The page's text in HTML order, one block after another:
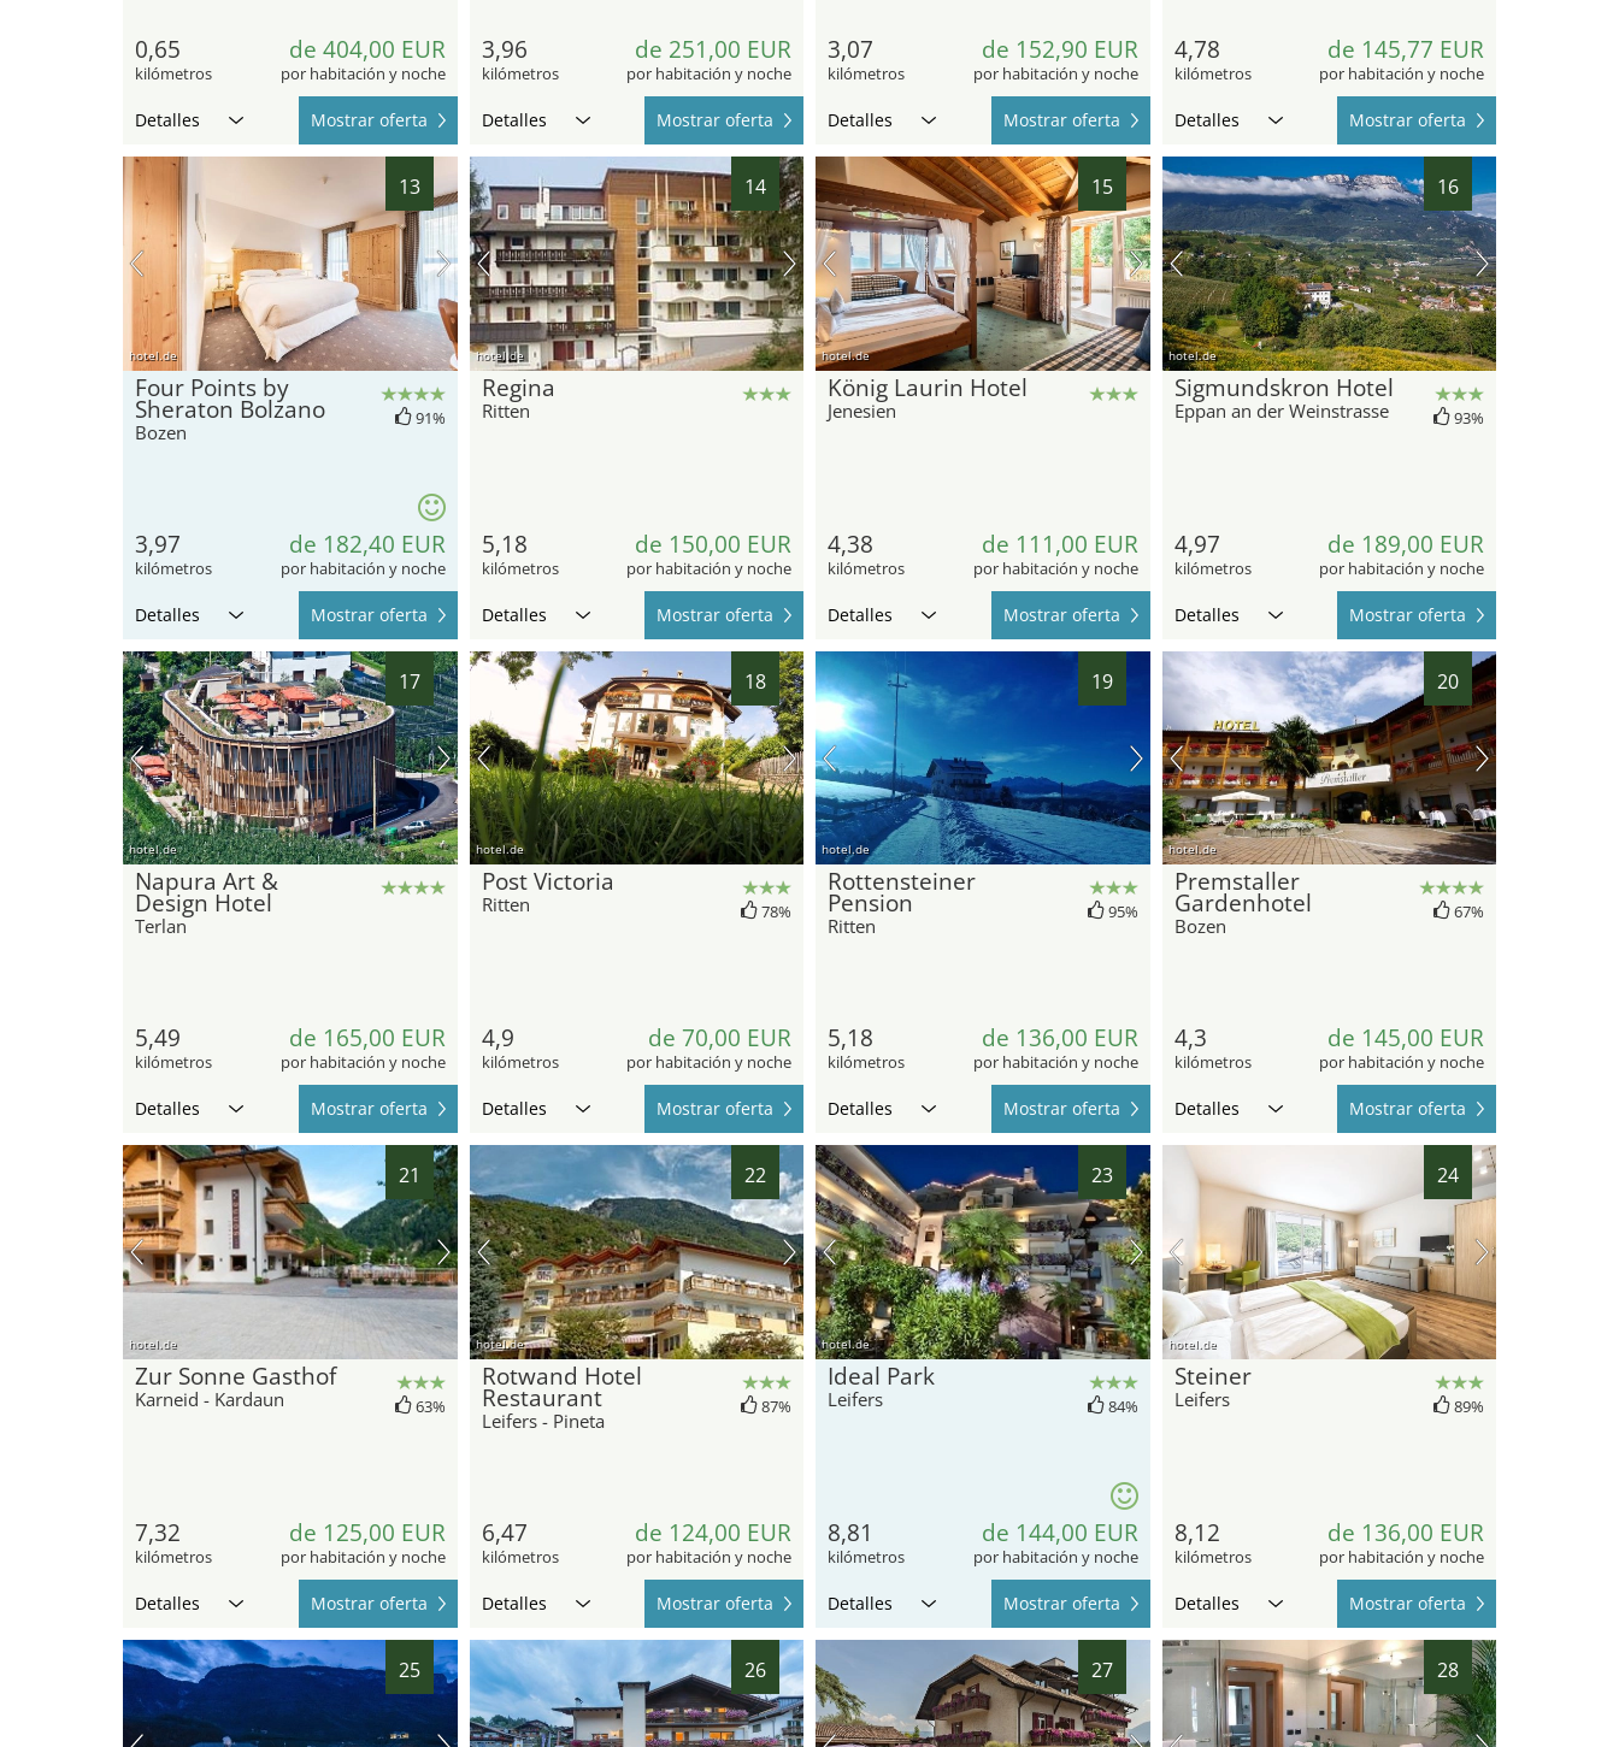
0,65
kilómetros
de 404,00 EUR
por habitación y noche
Detalles Mostrar oferta
3,96
kilómetros
de 251,00 EUR
por habitación y noche
Detalles Mostrar oferta
3,07
kilómetros
de 152,90 EUR
por habitación y noche
Detalles Mostrar oferta
4,78
kilómetros
de 145,77 EUR
por habitación y noche
Detalles Mostrar oferta
13
hotel.de
Four Points by
Sheraton Bolzano
Bozen
91%
3,97
kilómetros
de 182,40 EUR
por habitación y noche
Detalles Mostrar oferta
14
hotel.de
Regina
Ritten
5,18
kilómetros
de 150,00 EUR
por habitación y noche
Detalles Mostrar oferta
15
hotel.de
König Laurin Hotel
Jenesien
4,38
kilómetros
de 111,00 EUR
por habitación y noche
Detalles Mostrar oferta
16
hotel.de
Sigmundskron Hotel
Eppan an der Weinstrasse 93%
4,97
kilómetros
de 189,00 EUR
por habitación y noche
Detalles Mostrar oferta
17
hotel.de
Napura Art &
Design Hotel
Terlan
5,49
kilómetros
de 165,00 EUR
por habitación y noche
Detalles Mostrar oferta
18
hotel.de
Post Victoria
Ritten 78%
4,9
kilómetros
de 70,00 EUR
por habitación y noche
Detalles Mostrar oferta
19
hotel.de
Rottensteiner
Pension
Ritten
95%
5,18
kilómetros
de 136,00 EUR
por habitación y noche
Detalles Mostrar oferta
20
hotel.de
Premstaller
Gardenhotel
Bozen
67%
4,3
kilómetros
de 145,00 EUR
por habitación y noche
Detalles Mostrar oferta
21
hotel.de
Zur Sonne Gasthof
Karneid - Kardaun 63%
7,32
kilómetros
de 125,00 EUR
por habitación y noche
Detalles Mostrar oferta
22
hotel.de
Rotwand Hotel
Restaurant
Leifers - Pineta
87%
6,47
kilómetros
de 124,00 EUR
por habitación y noche
Detalles Mostrar oferta
23
hotel.de
Ideal Park
Leifers 84%
8,81
kilómetros
de 144,00 EUR
por habitación y noche
Detalles Mostrar oferta
24
hotel.de
Steiner
Leifers 89%
8,12
kilómetros
de 136,00 EUR
por habitación y noche
Detalles Mostrar oferta
25 26 27 28